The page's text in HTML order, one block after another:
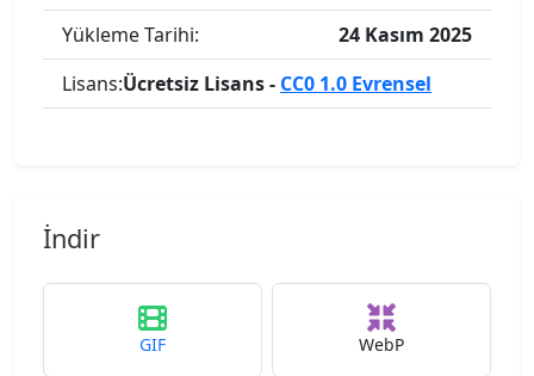
Yükleme Tarihi:
24 Kasım 2025
Lisans:Ücretsiz Lisans - CC0 1.0 Evrensel
İndir
GIF WebP